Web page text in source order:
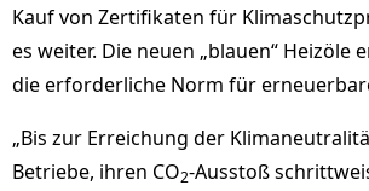
Kauf von Zertifikaten für
es weiter. Die neuen „blauen“ Heizöle
die erforderliche Norm für
„Bis zur Erreichung der
Betriebe, ihren CO2-Ausstoß